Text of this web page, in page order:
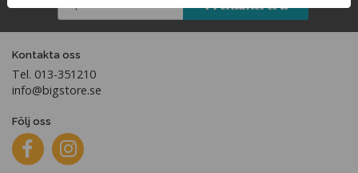
Kontakta oss
Tel. 013-351210
info@bigstore.se
Följ oss